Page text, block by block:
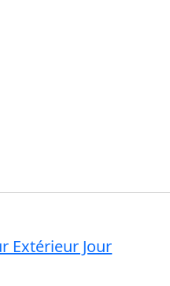
Extérieur Jour